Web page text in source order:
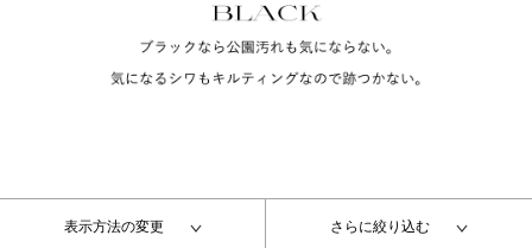
表示方法の変更 さらに絞り込む